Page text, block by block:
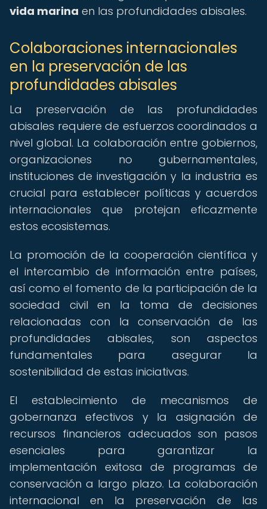
vida marina en las profundidades abisales.
Colaboraciones internacionales
en la preservación de las
profundidades abisales
La preservación de las profundidades
abisales requiere de esfuerzos coordinados a
nivel global. La colaboración entre gobiernos,
organizaciones no gubernamentales,
instituciones de investigación y la industria es
crucial para establecer políticas y acuerdos
internacionales que protejan eficazmente
estos ecosistemas.
La promoción de la cooperación científica y
el intercambio de información entre países,
así como el fomento de la participación de la
sociedad civil en la toma de decisiones
relacionadas con la conservación de las
profundidades abisales, son aspectos
fundamentales para asegurar la
sostenibilidad de estas iniciativas.
El establecimiento de mecanismos de
gobernanza efectivos y la asignación de
recursos financieros adecuados son pasos
esenciales para garantizar la
implementación exitosa de programas de
conservación a largo plazo. La colaboración
internacional en la preservación de las